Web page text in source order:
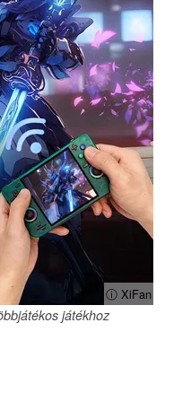
ⓘ XiFan
játékhoz